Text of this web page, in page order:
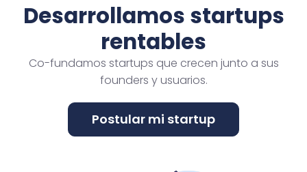
Desarrollamos startups
rentables
Co-fundamos startups que crecen junto a sus
founders y usuarios.